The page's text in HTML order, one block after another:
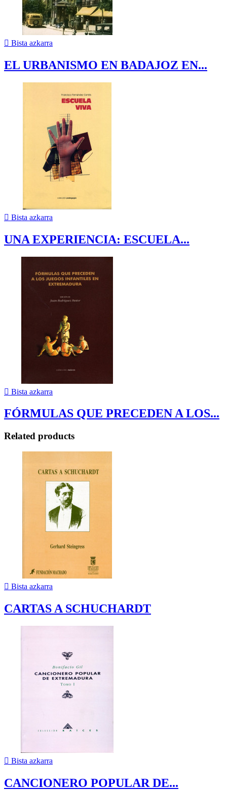
 Bista azkarra
EL URBANISMO EN BADAJOZ EN...
 Bista azkarra
UNA EXPERIENCIA: ESCUELA...
 Bista azkarra
FÓRMULAS QUE PRECEDEN A LOS...
Related products
 Bista azkarra
CARTAS A SCHUCHARDT
 Bista azkarra
CANCIONERO POPULAR DE...